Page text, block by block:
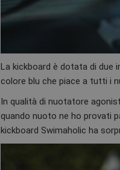
La kickboard è dotata di due
colore blu che piace a tutti i
In qualità di nuotatore
quando nuoto ne ho provati
kickboard Swimaholic ha